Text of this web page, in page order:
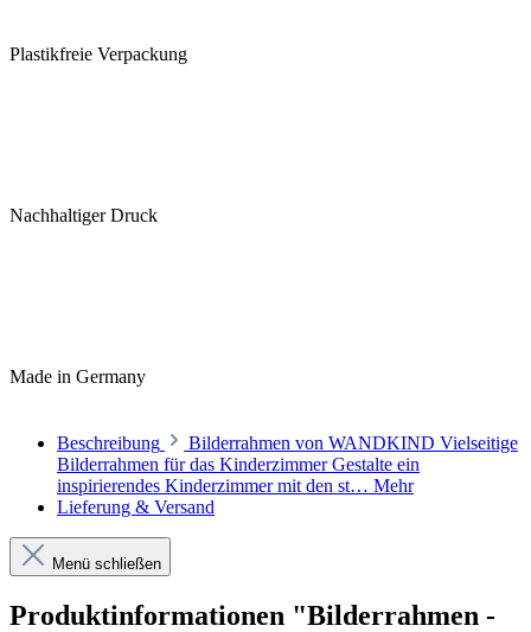
Plastikfreie Verpackung
Nachhaltiger Druck
Made in Germany
Beschreibung
Bilderrahmen von WANDKIND Vielseitige
Bilderrahmen für das Kinderzimmer Gestalte ein
inspirierendes Kinderzimmer mit den st… Mehr
Lieferung & Versand
Menü schließen
Produktinformationen "Bilderrahmen -